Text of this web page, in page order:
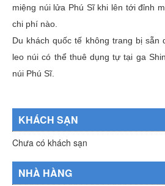
miệng núi lửa Phú Sĩ khi lên tới đỉnh
chi phí nào.
Du khách quốc tế không trang bị sẵn
leo núi có thể thuê dụng tự tại ga
núi Phú Sĩ.
KHÁCH SẠN
Chưa có khách sạn
NHÀ HÀNG